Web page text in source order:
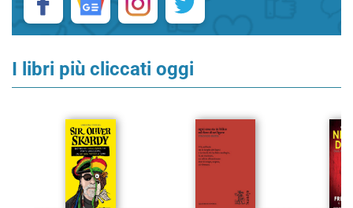
I libri più cliccati oggi